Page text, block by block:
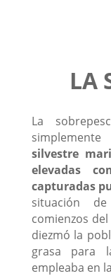
LA
La
silvestre
elevadas
capturadas
situación
comienzos
diezmó la
grasa para
empleaba en